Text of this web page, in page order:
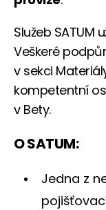
Služeb SATUM
Veškeré
v sekci
kompetentní
v Bety.
O SATUM:
Jedna z